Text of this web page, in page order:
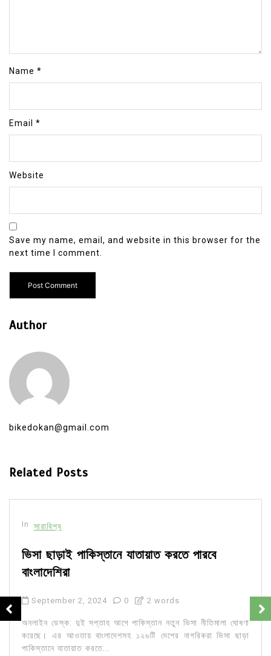
Name *
Email *
Website
Save my name, email, and website in this browser for the
next time I comment.
Author
bikedokan@gmail.com
Related Posts
In সারাবিশ্ব
ভিসা ছাড়াই পাকিস্তানে যাতায়াত করতে পারবে
বাংলাদেশিরা
September 2, 2024 0 2 words
অনলাইন ডেস্ক: দুই সপ্তাহ আগে পাকিস্তান নতুন ভিসা নীতিমালা ঘোষণা
করেছে। এর আওতায় বাংলাদেশসহ ১২৬টি দেশের নাগরিকরা ভিসা ছাড়া
পাকিস্তানে যাতায়াত করতে...